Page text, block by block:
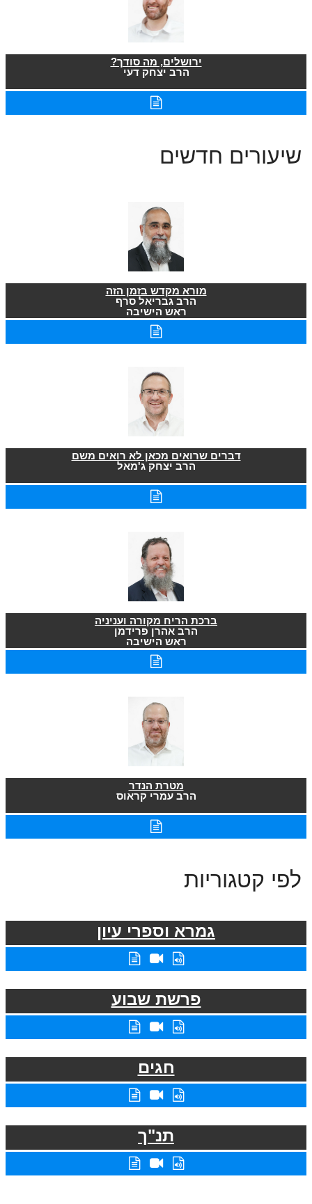
ירושלים, מה סודך?
הרב יצחק דעי
שיעורים חדשים
מורא מקדש בזמן הזה
הרב גבריאל סרף
ראש הישיבה
דברים שרואים מכאן לא רואים משם
הרב יצחק ג'מאל
ברכת הריח מקורה ועניניה
הרב אהרן פרידמן
ראש הישיבה
מטרת הנדר
הרב עמרי קראוס
לפי קטגוריות
גמרא וספרי עיון
פרשת שבוע
חגים
תנ"ך